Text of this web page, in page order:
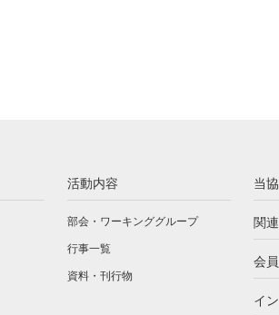
活動内容
部会・ワーキンググループ
行事一覧
資料・刊行物
当
関
会
イ